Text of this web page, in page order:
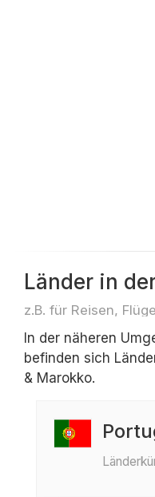
Länder in
z.B. für Reisen, Flüge
In der näheren
befinden sich
& Marokko.